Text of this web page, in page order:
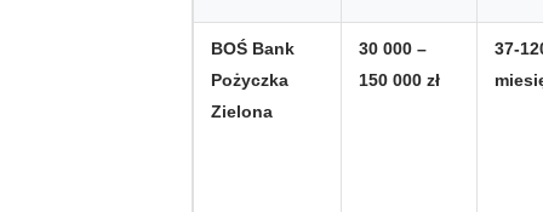
BOŚ Bank
Pożyczka
Zielona
30 000 –
150 000 zł
37-